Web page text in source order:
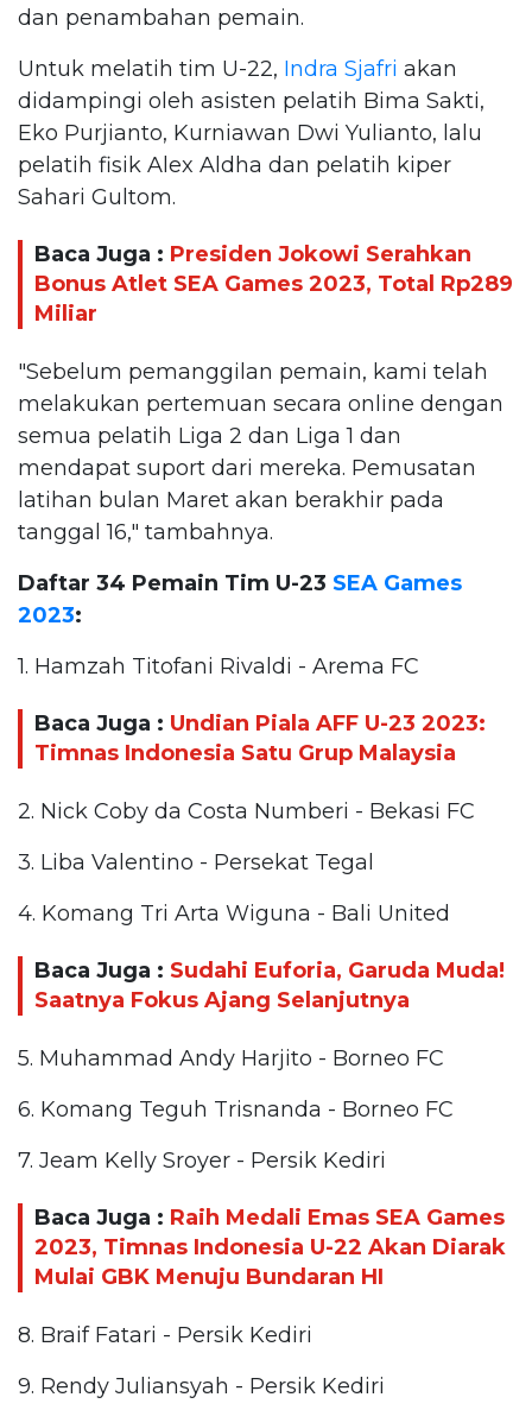
dan penambahan pemain.
Untuk melatih tim U-22, Indra Sjafri akan
didampingi oleh asisten pelatih Bima Sakti,
Eko Purjianto, Kurniawan Dwi Yulianto, lalu
pelatih fisik Alex Aldha dan pelatih kiper
Sahari Gultom.
Baca Juga : Presiden Jokowi Serahkan
Bonus Atlet SEA Games 2023, Total Rp289
Miliar
"Sebelum pemanggilan pemain, kami telah
melakukan pertemuan secara online dengan
semua pelatih Liga 2 dan Liga 1 dan
mendapat suport dari mereka. Pemusatan
latihan bulan Maret akan berakhir pada
tanggal 16," tambahnya.
Daftar 34 Pemain Tim U-23 SEA Games
2023:
1. Hamzah Titofani Rivaldi - Arema FC
Baca Juga : Undian Piala AFF U-23 2023:
Timnas Indonesia Satu Grup Malaysia
2. Nick Coby da Costa Numberi - Bekasi FC
3. Liba Valentino - Persekat Tegal
4. Komang Tri Arta Wiguna - Bali United
Baca Juga : Sudahi Euforia, Garuda Muda!
Saatnya Fokus Ajang Selanjutnya
5. Muhammad Andy Harjito - Borneo FC
6. Komang Teguh Trisnanda - Borneo FC
7. Jeam Kelly Sroyer - Persik Kediri
Baca Juga : Raih Medali Emas SEA Games
2023, Timnas Indonesia U-22 Akan Diarak
Mulai GBK Menuju Bundaran HI
8. Braif Fatari - Persik Kediri
9. Rendy Juliansyah - Persik Kediri